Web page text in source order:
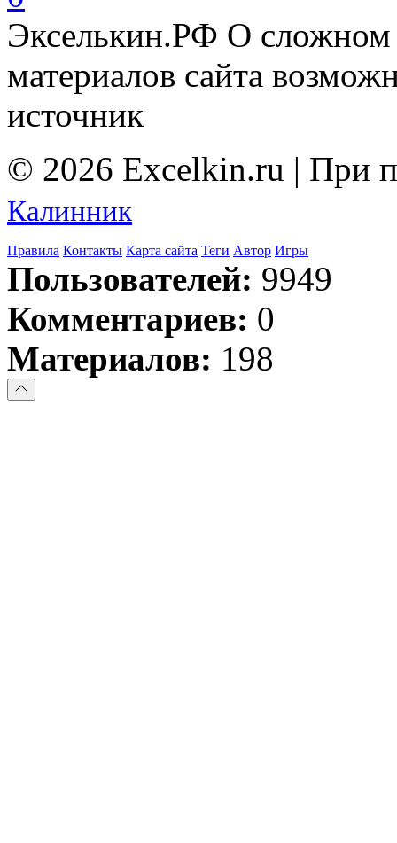
Экселькин.РФ О сложном
материалов сайта
источник
© 2026 Excelkin.ru | При
Калинник
Правила Контакты Карта сайта Теги Автор Игры
Пользователей: 9949
Комментариев: 0
Материалов: 198